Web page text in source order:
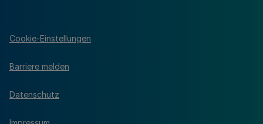
Cookie-Einstellungen
Barriere melden
Datenschutz